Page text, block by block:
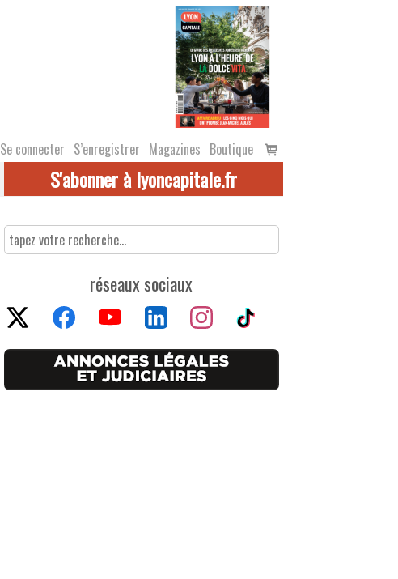
Se connecter S’enregistrer Magazines Boutique
Voir
le
S'abonner à lyoncapitale.fr
réseaux sociaux